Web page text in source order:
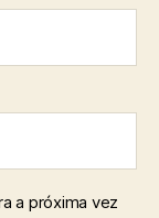
a próxima vez